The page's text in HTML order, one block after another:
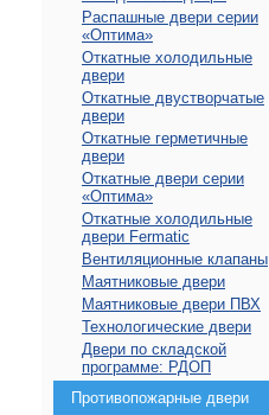
Распашные двери серии
«Оптима»
Откатные холодильные
двери
Откатные двустворчатые
двери
Откатные герметичные
двери
Откатные двери серии
«Оптима»
Откатные холодильные
двери Fermatic
Вентиляционные клапаны
Маятниковые двери
Маятниковые двери ПВХ
Технологические двери
Двери по складской
программе: РДОП
Противопожарные двери